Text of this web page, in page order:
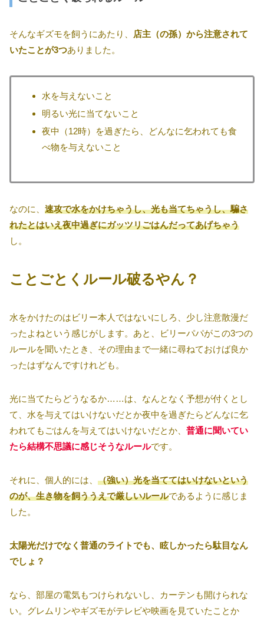
そんなギズモを飼うにあたり、
店主（の孫）から注意されて
いたことが3つありました。
水を与えないこと
明るい光に当てないこと
夜中（12時）を過ぎたら、どんなに乞われても食
べ物を与えないこと
なのに、 速攻で水をかけちゃうし、光も当てちゃうし、騙さ
れたとはいえ夜中過ぎにガッツリごはんだってあげちゃう
し。
ことごとくルール破るやん？
水をかけたのはビリー本人ではないにしろ、少し注意散漫だ
ったよねという感じがします。あと、ビリーパパがこの3つの
ルールを聞いたとき、その理由まで一緒に尋ねておけば良か
ったはずなんですけれども。
光に当てたらどうなるか……は、なんとなく予想が付くとし
て、水を与えてはいけないだとか夜中を過ぎたらどんなに乞
われてもごはんを与えてはいけないだとか、 普通に聞いてい
たら結構不思議に感じそうなルールです。
それに、個人的には、 （強い）光を当ててはいけないという
のが、生き物を飼ううえで厳しいルールであるように感じま
した。
太陽光だけでなく普通のライトでも、眩しかったら駄目なん
でしょ？
なら、部屋の電気もつけられないし、カーテンも開けられな
い。グレムリンやギズモがテレビや映画を見ていたことか